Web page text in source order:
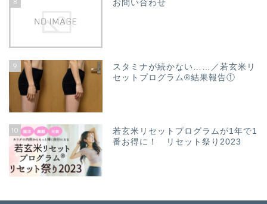
お問い合わせ
9
スタミナが続かない……／若玄米リ
セットプログラム®結果報告①
10
若玄米リセットプログラムが1年で1
番お得に！ リセット祭り2023